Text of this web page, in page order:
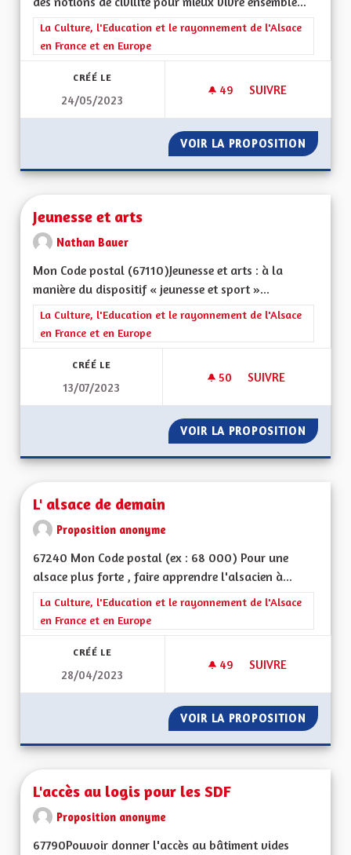
Filtrer les résultats de la catégorie : La Culture, l'Education et
La Culture, l'Education et le rayonnement de l'Alsace
en France et en Europe
CRÉÉ LE
24/05/2023
49 49 ABONNÉS
SUIVRE
VOIR LA PROPOSITION
Jeunesse et arts
Nathan Bauer
Mon Code postal (67110)Jeunesse et arts : à la
manière du dispositif « jeunesse et sport »...
Filtrer les résultats de la catégorie : La Culture, l'Education et
La Culture, l'Education et le rayonnement de l'Alsace
en France et en Europe
CRÉÉ LE
13/07/2023
50 50 ABONNÉS
SUIVRE
VOIR LA PROPOSITION
L' alsace de demain
Proposition anonyme
67240 Mon Code postal (ex : 68 000) Pour une
alsace plus forte , faire apprendre l'alsacien à...
Filtrer les résultats de la catégorie : La Culture, l'Education et
La Culture, l'Education et le rayonnement de l'Alsace
en France et en Europe
CRÉÉ LE
28/04/2023
49 49 ABONNÉS
SUIVRE
VOIR LA PROPOSITION L'
L'accès au logis pour les SDF
Proposition anonyme
67790Pouvoir donner l'accès au bâtiment vides